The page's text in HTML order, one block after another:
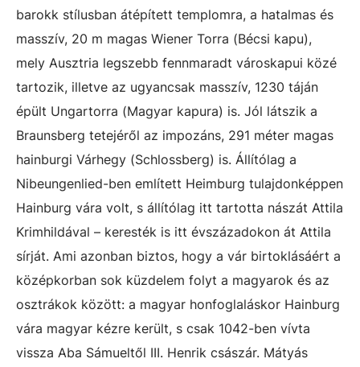
barokk stílusban átépített templomra, a hatalmas és
masszív, 20 m magas Wiener Torra (Bécsi kapu),
mely Ausztria legszebb fennmaradt városkapui közé
tartozik, illetve az ugyancsak masszív, 1230 táján
épült Ungartorra (Magyar kapura) is. Jól látszik a
Braunsberg tetejéről az impozáns, 291 méter magas
hainburgi Várhegy (Schlossberg) is. Állítólag a
Nibeungenlied-ben említett Heimburg tulajdonképpen
Hainburg vára volt, s állítólag itt tartotta nászát Attila
Krimhildával – keresték is itt évszázadokon át Attila
sírját. Ami azonban biztos, hogy a vár birtoklásáért a
középkorban sok küzdelem folyt a magyarok és az
osztrákok között: a magyar honfoglaláskor Hainburg
vára magyar kézre került, s csak 1042-ben vívta
vissza Aba Sámueltől III. Henrik császár. Mátyás